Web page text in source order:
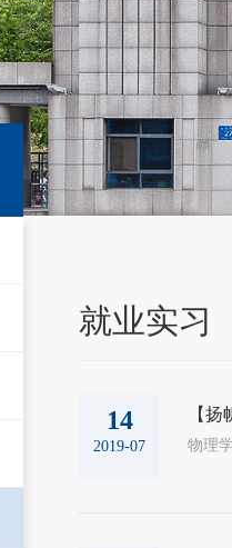
就业实习
14
2019-07
【